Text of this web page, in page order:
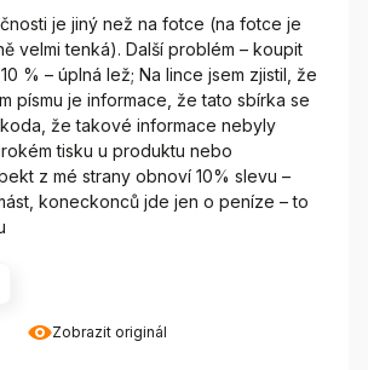
Zobrazit originál
je jiný než na fotce (na fotce je
velmi tenká). Další problém – koupit
% – úplná lež; Na lince jsem zjistil, že
písmu je informace, že tato sbírka se
že takové informace nebyly
tisku u produktu nebo
z mé strany obnoví 10% slevu –
koneckonců jde jen o peníze – to